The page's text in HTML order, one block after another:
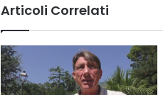
Articoli Correlati